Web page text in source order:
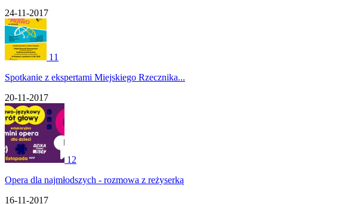
24-11-2017
11
Spotkanie z ekspertami Miejskiego Rzecznika...
20-11-2017
12
Opera dla najmłodszych - rozmowa z reżyserką
16-11-2017